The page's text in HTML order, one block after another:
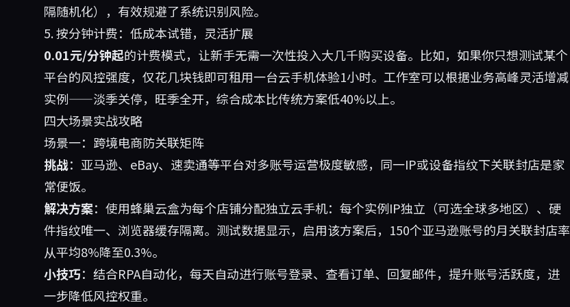
隔随机化），有效规避了系统识别风险。
5. 按分钟计费：低成本试错，灵活扩展
0.01元/分钟起的计费模式，让新手无需一次性投入大几千购买设备。比如，如果你只想测试某个
平台的风控强度，仅花几块钱即可租用一台云手机体验1小时。工作室可以根据业务高峰灵活增减
实例——淡季关停，旺季全开，综合成本比传统方案低40%以上。
四大场景实战攻略
场景一：跨境电商防关联矩阵
挑战：亚马逊、eBay、速卖通等平台对多账号运营极度敏感，同一IP或设备指纹下关联封店是家
常便饭。
解决方案：使用蜂巢云盒为每个店铺分配独立云手机：每个实例IP独立（可选全球多地区）、硬
件指纹唯一、浏览器缓存隔离。测试数据显示，启用该方案后，150个亚马逊账号的月关联封店率
从平均8%降至0.3%。
小技巧：结合RPA自动化，每天自动进行账号登录、查看订单、回复邮件，提升账号活跃度，进
一步降低风控权重。